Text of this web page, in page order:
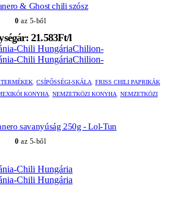
& Ghost chili szósz
0 az 5-ből
21.583Ft/l
CSÍPŐSSÉGI-SKÁLA
FRISS CHILI PAPRIKÁK
KONYHA NEMZETKÖZI KONYHA
NEMZETKÖZI
savanyúság 250g - Lol-Tun
0 az 5-ből